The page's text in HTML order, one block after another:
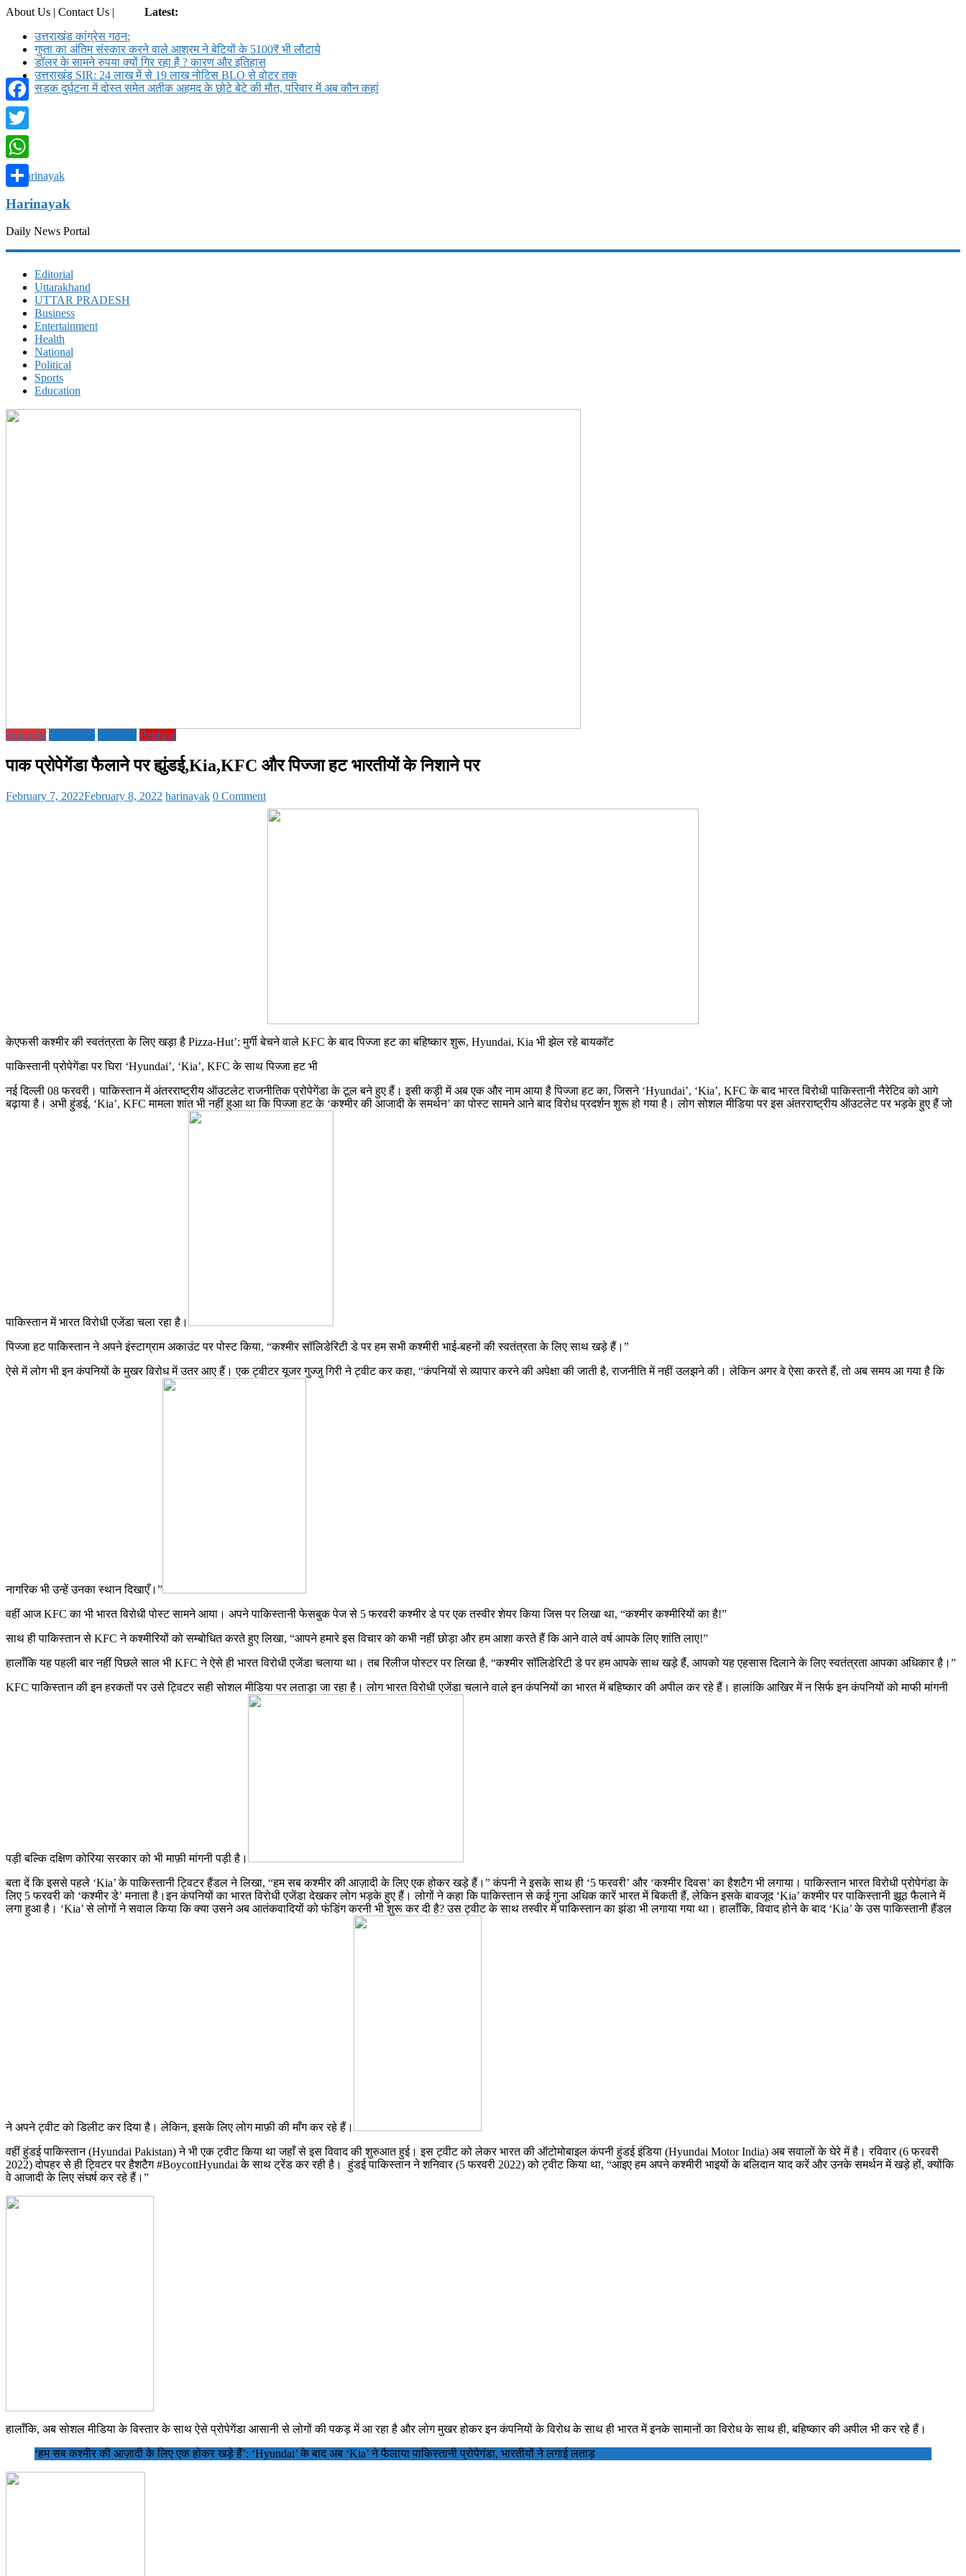
About Us | Contact Us |
Latest:
उत्तराखंड कांग्रेस गठन:
गुप्ता का अंतिम संस्कार करने वाले आश्रम ने बेटियों के 5100₹ भी लौटाये
डॉलर के सामने रुपया क्यों गिर रहा है ? कारण और इतिहास
उत्तराखंड SIR: 24 लाख में से 19 लाख नोटिस BLO से वोटर तक
सड़क दुर्घटना में दोस्त समेत अतीक अहमद के छोटे बेटे की मौत, परिवार में अब कौन कहां
Harinayak
Daily News Portal
Editorial
Uttarakhand
UTTAR PRADESH
Business
Entertainment
Health
National
Political
Sports
Education
Business Political
पाक प्रोपेगेंडा फैलाने पर ह्युंडई,Kia,KFC और पिज्जा हट भारतीयों के निशाने पर
February 7, 2022February 8, 2022 harinayak 0 Comment
केएफसी कश्मीर की स्वतंत्रता के लिए खड़ा है Pizza-Hut’: मुर्गी बेचने वाले KFC के बाद पिज्जा हट का बहिष्कार शुरू, Hyundai, Kia भी झेल रहे बायकॉट
पाकिस्तानी प्रोपेगेंडा पर घिरा ‘Hyundai’, ‘Kia’, KFC के साथ पिज्जा हट भी
नई दिल्ली 08 फरवरी। पाकिस्तान में अंतरराष्ट्रीय ऑउटलेट राजनीतिक प्रोपेगेंडा के टूल बने हुए हैं। इसी कड़ी में अब एक और नाम आया है पिज्जा हट का, जिसने ‘Hyundai’, ‘Kia’, KFC के बाद भारत विरोधी पाकिस्तानी नैरेटिव को आगे
बढ़ाया है। अभी हुंडई, ‘Kia’, KFC मामला शांत भी नहीं हुआ था कि पिज्जा हट के ‘कश्मीर की आजादी के समर्थन’ का पोस्ट सामने आने बाद विरोध प्रदर्शन शुरू हो गया है। लोग सोशल मीडिया पर इस अंतरराष्ट्रीय ऑउटलेट पर भड़के हुए हैं जो
पाकिस्तान में भारत विरोधी एजेंडा चला रहा है।
पिज्जा हट पाकिस्तान ने अपने इंस्टाग्राम अकाउंट पर पोस्ट किया, “कश्मीर सॉलिडेरिटी डे पर हम सभी कश्मीरी भाई-बहनों की स्वतंत्रता के लिए साथ खड़े हैं।”
ऐसे में लोग भी इन कंपनियों के मुखर विरोध में उतर आए हैं। एक ट्वीटर यूजर गुज्जु गिरी ने ट्वीट कर कहा, “कंपनियों से व्यापार करने की अपेक्षा की जाती है, राजनीति में नहीं उलझने की। लेकिन अगर वे ऐसा करते हैं, तो अब समय आ गया है कि
नागरिक भी उन्हें उनका स्थान दिखाएँ।”
वहीं आज KFC का भी भारत विरोधी पोस्ट सामने आया। अपने पाकिस्तानी फेसबुक पेज से 5 फरवरी कश्मीर डे पर एक तस्वीर शेयर किया जिस पर लिखा था, “कश्मीर कश्मीरियों का है!”
साथ ही पाकिस्तान से KFC ने कश्मीरियों को सम्बोधित करते हुए लिखा, “आपने हमारे इस विचार को कभी नहीं छोड़ा और हम आशा करते हैं कि आने वाले वर्ष आपके लिए शांति लाए!”
हालाँकि यह पहली बार नहीं पिछले साल भी KFC ने ऐसे ही भारत विरोधी एजेंडा चलाया था। तब रिलीज पोस्टर पर लिखा है, “कश्मीर सॉलिडेरिटी डे पर हम आपके साथ खड़े हैं, आपको यह एहसास दिलाने के लिए स्वतंत्रता आपका अधिकार है।”
KFC पाकिस्तान की इन हरकतों पर उसे ट्विटर सही सोशल मीडिया पर लताड़ा जा रहा है। लोग भारत विरोधी एजेंडा चलाने वाले इन कंपनियों का भारत में बहिष्कार की अपील कर रहे हैं। हालांकि आखिर में न सिर्फ इन कंपनियों को माफी मांगनी
पड़ी बल्कि दक्षिण कोरिया सरकार को भी माफ़ी मांगनी पड़ी है।
बता दें कि इससे पहले ‘Kia’ के पाकिस्तानी ट्विटर हैंडल ने लिखा, “हम सब कश्मीर की आज़ादी के लिए एक होकर खड़े हैं।” कंपनी ने इसके साथ ही ‘5 फरवरी’ और ‘कश्मीर दिवस’ का हैशटैग भी लगाया। पाकिस्तान भारत विरोधी प्रोपेगंडा के
लिए 5 फरवरी को ‘कश्मीर डे’ मनाता है।इन कंपनियों का भारत विरोधी एजेंडा देखकर लोग भड़के हुए हैं। लोगों ने कहा कि पाकिस्तान से कई गुना अधिक कारें भारत में बिकती हैं, लेकिन इसके बावजूद ‘Kia’ कश्मीर पर पाकिस्तानी झूठ फैलाने में
लगा हुआ है। ‘Kia’ से लोगों ने सवाल किया कि क्या उसने अब आतंकवादियों को फंडिंग करनी भी शुरू कर दी है? उस ट्वीट के साथ तस्वीर में पाकिस्तान का झंडा भी लगाया गया था। हालाँकि, विवाद होने के बाद ‘Kia’ के उस पाकिस्तानी हैंडल
ने अपने ट्वीट को डिलीट कर दिया है। लेकिन, इसके लिए लोग माफ़ी की माँग कर रहे हैं।
वहीं हुंडई पाकिस्तान (Hyundai Pakistan) ने भी एक ट्वीट किया था जहाँ से इस विवाद की शुरुआत हुई। इस ट्वीट को लेकर भारत की ऑटोमोबाइल कंपनी हुंडई इंडिया (Hyundai Motor India) अब सवालों के घेरे में है। रविवार (6 फरवरी
2022) दोपहर से ही ट्विटर पर हैशटैग #BoycottHyundai के साथ ट्रेंड कर रही है। हुंडई पाकिस्तान ने शनिवार (5 फरवरी 2022) को ट्वीट किया था, “आइए हम अपने कश्मीरी भाइयों के बलिदान याद करें और उनके समर्थन में खड़े हों, क्योंकि
वे आजादी के लिए संघर्ष कर रहे हैं।”
हालाँकि, अब सोशल मीडिया के विस्तार के साथ ऐसे प्रोपेगेंडा आसानी से लोगों की पकड़ में आ रहा है और लोग मुखर होकर इन कंपनियों के विरोध के साथ ही भारत में इनके सामानों का विरोध के साथ ही, बहिष्कार की अपील भी कर रहे हैं।
‘हम सब कश्मीर की आज़ादी के लिए एक होकर खड़े हैं’: ‘Hyundai’ के बाद अब ‘Kia’ ने फैलाया पाकिस्तानी प्रोपेगंडा, भारतीयों ने लगाई लताड़
Facebook
Twitter
WhatsApp
Share